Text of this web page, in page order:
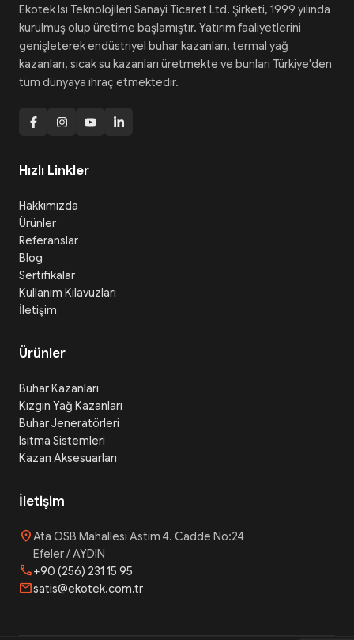
Ekotek Isı Teknolojileri Sanayi Ticaret Ltd. Şirketi, 1999 yılında
kurulmuş olup üretime başlamıştır. Yatırım faaliyetlerini
genişleterek endüstriyel buhar kazanları, termal yağ
kazanları, sıcak su kazanları üretmekte ve bunları Türkiye'den
tüm dünyaya ihraç etmektedir.
Hızlı Linkler
Hakkımızda
Ürünler
Referanslar
Blog
Sertifikalar
Kullanım Kılavuzları
İletişim
Ürünler
Buhar Kazanları
Kızgın Yağ Kazanları
Buhar Jeneratörleri
Isıtma Sistemleri
Kazan Aksesuarları
İletişim
location_onAta OSB Mahallesi Astim 4. Cadde No:24
Efeler / AYDIN
phone+90 (256) 231 15 95
mailsatis@ekotek.com.tr